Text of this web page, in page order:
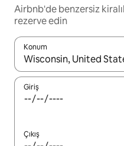
Airbnb'de benzersiz
rezerve edin
Konum
Sonuçlar kullanılabilir
Giriş
Çıkış